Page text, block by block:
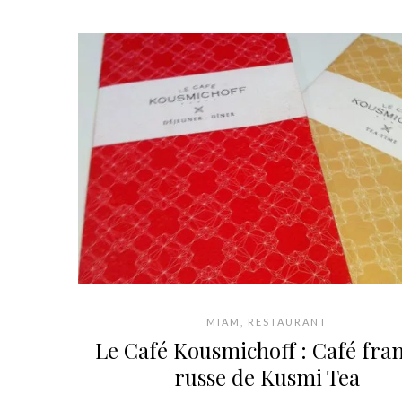
MIAM RESTAURANT
Le Café Kousmichoff : Café
russe de Kusmi Tea